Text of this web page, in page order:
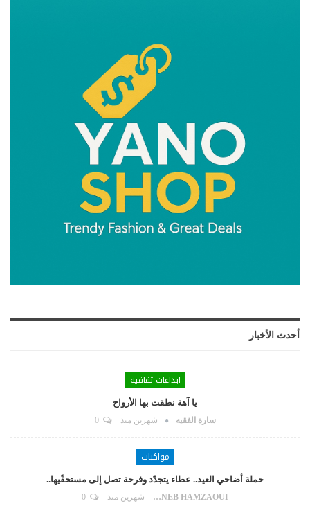
أحدث الأخبار
ابداعات ثقافية
يا آهة نطقت بها الأرواح
سارة الفقيه شهرين منذ 0
مواكبات
حملة أضاحي العيد.. عطاء يتجدّد وفرحة تصل إلى مستحقّيها..
ZAYNEB HAMZAOUI شهرين منذ